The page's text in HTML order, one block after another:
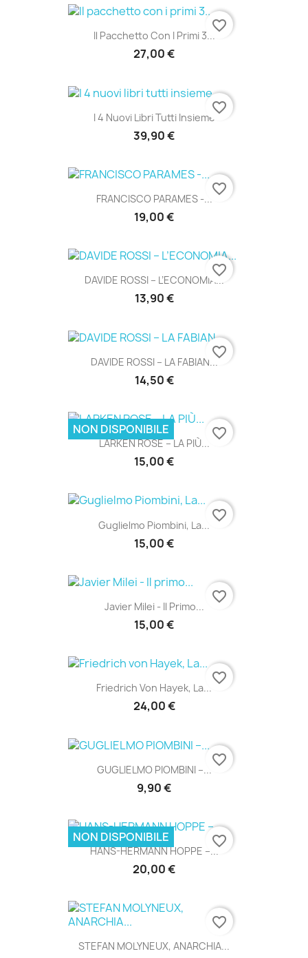
Il Pacchetto Con I Primi 3...
27,00 €
favorite_border
I 4 Nuovi Libri Tutti Insieme
39,90 €
favorite_border
FRANCISCO PARAMES -...
19,00 €
favorite_border
DAVIDE ROSSI – L’ECONOMIA...
13,90 €
favorite_border
DAVIDE ROSSI – LA FABIAN...
14,50 €
favorite_border
LARKEN ROSE – LA PIÙ...
15,00 €
NON DISPONIBILE favorite_border
Guglielmo Piombini, La...
15,00 €
favorite_border
Javier Milei - Il Primo...
15,00 €
favorite_border
Friedrich Von Hayek, La...
24,00 €
favorite_border
GUGLIELMO PIOMBINI –...
9,90 €
favorite_border
HANS-HERMANN HOPPE –...
20,00 €
NON DISPONIBILE favorite_border
STEFAN MOLYNEUX, ANARCHIA...
favorite_border